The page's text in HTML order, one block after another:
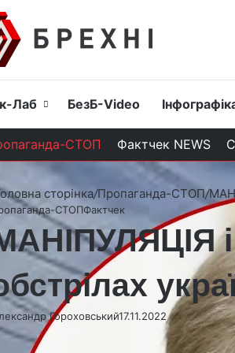
Лаб БезБ-Video
СТОП Фактчек NEWS
сторінка/Пропаганда-СТОП/
СТОПФактчек
Гороховський17.11.2022